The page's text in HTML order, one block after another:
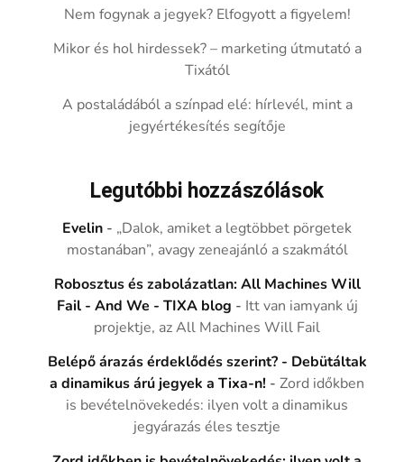
Nem fogynak a jegyek? Elfogyott a figyelem!
Mikor és hol hirdessek? – marketing útmutató a
Tixától
A postaládából a színpad elé: hírlevél, mint a
jegyértékesítés segítője
Legutóbbi hozzászólások
Evelin - „Dalok, amiket a legtöbbet pörgetek
mostanában”, avagy zeneajánló a szakmától
Robosztus és zabolázatlan: All Machines Will
Fail - And We - TIXA blog - Itt van iamyank új
projektje, az All Machines Will Fail
Belépő árazás érdeklődés szerint? - Debütáltak
a dinamikus árú jegyek a Tixa-n! -Zord időkben
is bevételnövekedés: ilyen volt a dinamikus
jegyárazás éles tesztje